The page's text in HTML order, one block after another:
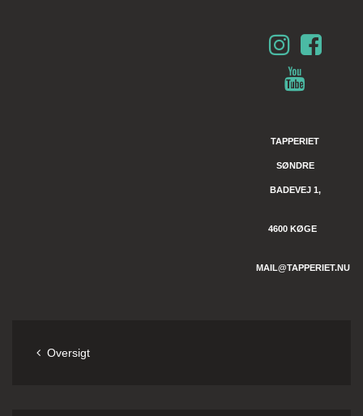
TAPPERIET
SØNDRE
BADEVEJ 1,
4600 KØGE
MAIL@TAPPERIET.NU
Oversigt